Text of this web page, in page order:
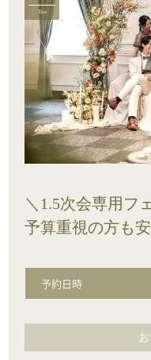
Tue
＼1.5次会専用フ
予算重視の方も
予約日時